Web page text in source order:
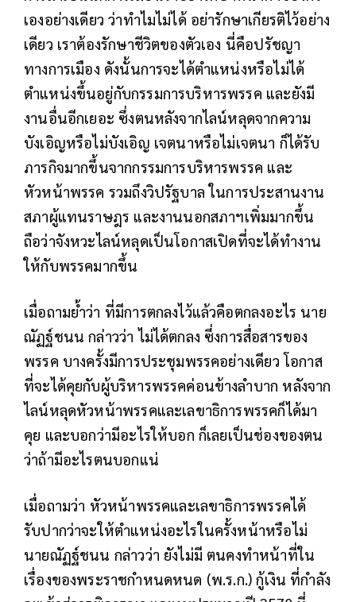
เองอย่างเดียว ว่าทำไมไม่ได้ อย่ารักษาเกียรติไว้อย่าง
เดียว เราต้องรักษาชีวิตของตัวเอง นี่คือปรัชญา
ทางการเมือง ดังนั้นการจะได้ตำแหน่งหรือไม่ได้
ตำแหน่งขึ้นอยู่กับกรรมการบริหารพรรค และยังมี
งานอื่นอีกเยอะ ซึ่งตนหลังจากไลน์หลุดจากความ
บังเอิญหรือไม่บังเอิญ เจตนาหรือไม่เจตนา ก็ได้รับ
ภารกิจมากขึ้นจากกรรมการบริหารพรรค และ
หัวหน้าพรรค รวมถึงวิปรัฐบาล ในการประสานงาน
สภาผู้แทนราษฎร และงานนอกสภาฯเพิ่มมากขึ้น
ถือว่าจังหวะไลน์หลุดเป็นโอกาสเปิดที่จะได้ทำงาน
ให้กับพรรคมากขึ้น
เมื่อถามย้ำว่า ที่มีการตกลงไว้แล้วคือตกลงอะไร นาย
ณัฏฐ์ชนน กล่าวว่า ไม่ได้ตกลง ซึ่งการสื่อสารของ
พรรค บางครั้งมีการประชุมพรรคอย่างเดียว โอกาส
ที่จะได้คุยกับผู้บริหารพรรคค่อนข้างลำบาก หลังจาก
ไลน์หลุดหัวหน้าพรรคและเลขาธิการพรรคก็ได้มา
คุย และบอกว่ามีอะไรให้บอก ก็เลยเป็นช่องของตน
ว่าถ้ามีอะไรตนบอกแน่
เมื่อถามว่า หัวหน้าพรรคและเลขาธิการพรรคได้
รับปากว่าจะให้ตำแหน่งอะไรในครั้งหน้าหรือไม่
นายณัฏฐ์ชนน กล่าวว่า ยังไม่มี ตนคงทำหน้าที่ใน
เรื่องของพระราชกำหนดหนด (พ.ร.ก.) กู้เงิน ที่กำลัง